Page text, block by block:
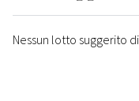
Nessun lotto suggerito